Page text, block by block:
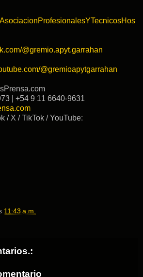
@gremio.apyt.garrahan
@gremioapytgarrahan
| +54 9 11 6640-9631
/ X / TikTok / YouTube:
11:43 a.m.